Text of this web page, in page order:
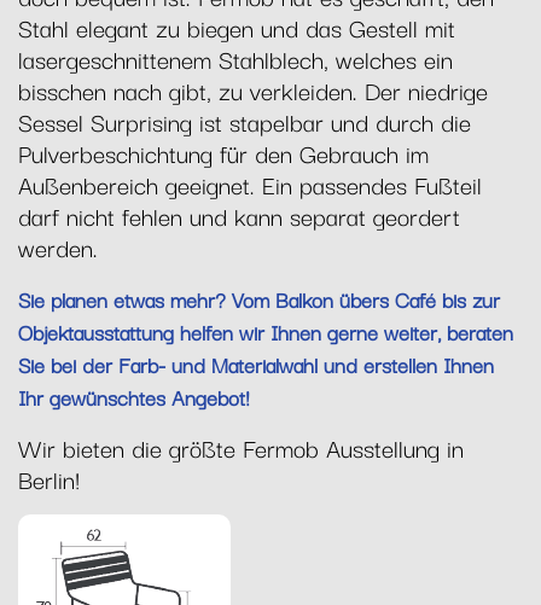
Stahl elegant zu biegen und das Gestell mit
lasergeschnittenem Stahlblech, welches ein
bisschen nach gibt, zu verkleiden. Der niedrige
Sessel Surprising ist stapelbar und durch die
Pulverbeschichtung für den Gebrauch im
Außenbereich geeignet. Ein passendes Fußteil
darf nicht fehlen und kann separat geordert
werden.
Sie planen etwas mehr? Vom Balkon übers Café bis zur
Objektausstattung helfen wir Ihnen gerne weiter, beraten
Sie bei der Farb- und Materialwahl und erstellen Ihnen
Ihr gewünschtes Angebot!
Wir bieten die größte Fermob Ausstellung in
Berlin!